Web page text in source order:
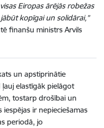
Eiropas ārējās robežas
kopīgai un solidārai,”
finanšu ministrs Arvils
un apstiprinātie
elastīgāk pielāgot
tostarp drošībai un
iespējas ir nepieciešamas
periodā, jo